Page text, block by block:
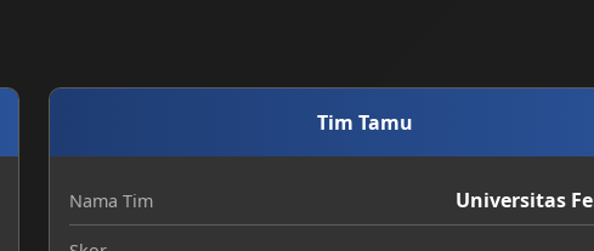
Tim Tamu
Nama Tim Universitas